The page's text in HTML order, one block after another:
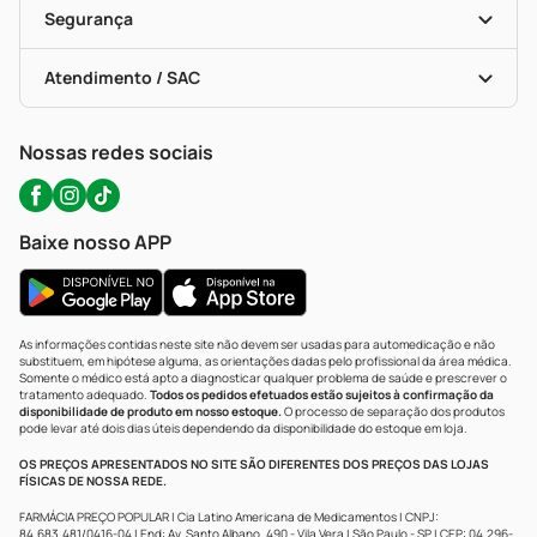
Formas De Pagamento
Troca E Devolução
Bulas De A A Z
Políticas De Marketplace
Serviços Farmacêuticos
Testes Rápidos
Autoteste Covid-19
Segurança
Certificado De Segurança
Portal Da Privacidade
Atendimento / SAC
WhatsApp (47) 9202-1687
Nossas redes sociais
Baixe nosso APP
As informações contidas neste site não devem ser usadas para automedicação e não
substituem, em hipótese alguma, as orientações dadas pelo profissional da área médica.
Somente o médico está apto a diagnosticar qualquer problema de saúde e prescrever o
tratamento adequado. Todos os pedidos efetuados estão sujeitos à confirmação da
disponibilidade de produto em nosso estoque.O processo de separação dos produtos
pode levar até dois dias úteis dependendo da disponibilidade do estoque em loja.
OS PREÇOS APRESENTADOS NO SITE SÃO DIFERENTES DOS PREÇOS DAS LOJAS
FÍSICAS DE NOSSA REDE.
FARMÁCIA PREÇO POPULAR | Cia Latino Americana de Medicamentos | CNPJ:
84.683.481/0416-04 | End: Av. Santo Albano, 490 - Vila Vera | São Paulo - SP | CEP: 04.296-